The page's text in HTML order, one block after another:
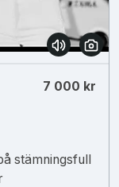
7 000 kr
stämningsfull